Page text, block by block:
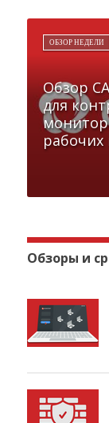
ОБЗОР НЕДЕЛИ
Обзор
для
рабочих
Обзоры и